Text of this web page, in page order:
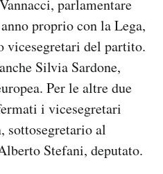
parlamentare
proprio con la Lega,
vicesegretari del partito.
Silvia Sardone,
Per le altre due
i vicesegretari
sottosegretario al
Stefani, deputato.